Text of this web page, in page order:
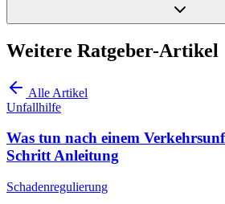
Weitere Ratgeber-Artikel
Alle Artikel
Unfallhilfe
Was tun nach einem
Schritt Anleitung
Schadenregulierung